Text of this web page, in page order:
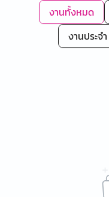
งานทั้งหมด
งานประจำ